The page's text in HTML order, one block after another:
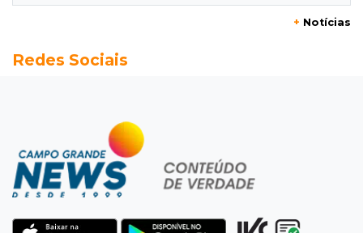
Crédito do FGTS permitirá que santas casas
Balança rural
Soja fica R$ 3 mais cara em um ano, enquanto
preço do milho pouco muda
Sortudo de MS leva R$ 52 mil ao apostar R$ 5
+ Notícias
Redes Sociais